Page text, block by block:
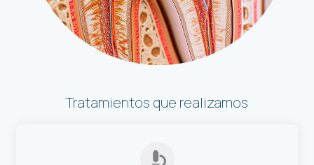
Tratamientos que realizamos